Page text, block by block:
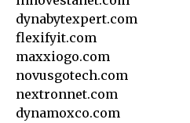
dynabytexpert.com
flexifyit.com
maxxiogo.com
novusgotech.com
nextronnet.com
dynamoxco.com